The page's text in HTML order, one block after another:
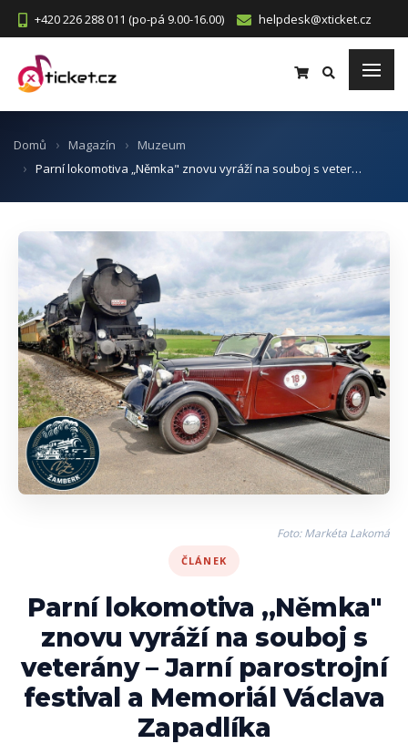
+420 226 288 011 (po-pá 9.00-16.00) helpdesk@xticket.cz
Domů Magazín
Muzeum
Parní lokomotiva „Němka" znovu vyráží na souboj s veter…
Foto: Markéta Lakomá
ČLÁNEK
Parní lokomotiva „Němka"
znovu vyráží na souboj s
veterány – Jarní parostrojní
festival a Memoriál Václava
Zapadlíka